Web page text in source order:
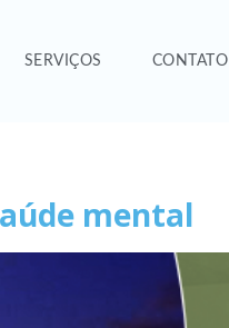
SERVIÇOS CONTATO
mental